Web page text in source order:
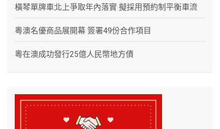
橫琴單牌車北上爭取年內落實 擬採用預約制平衡車流
粵澳名優商品展開幕 簽署49份合作項目
粵在澳成功發行25億人民幣地方債